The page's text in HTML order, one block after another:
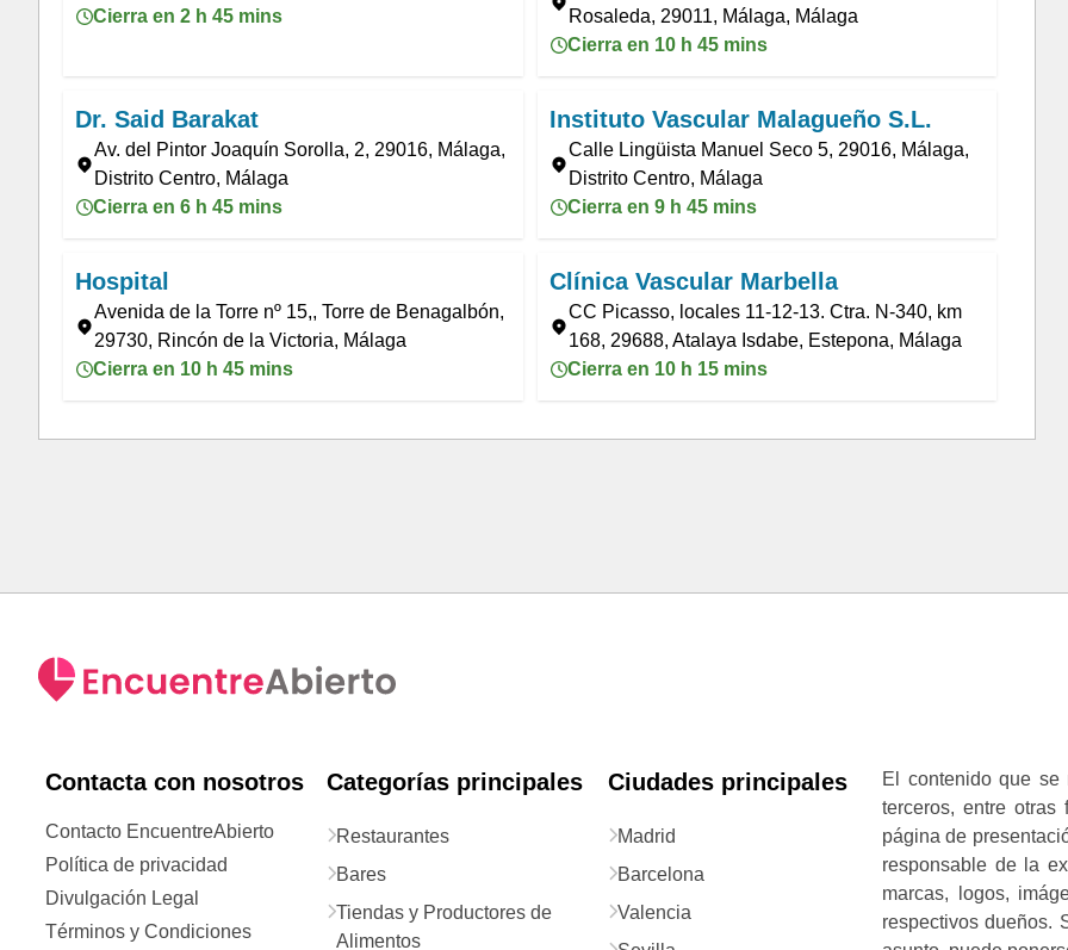
Cierra en 2 h 45 mins
Rosaleda, 29011, Málaga, Málaga
Cierra en 10 h 45 mins
Dr. Said Barakat
Av. del Pintor Joaquín Sorolla, 2, 29016, Málaga,
Distrito Centro, Málaga
Cierra en 6 h 45 mins
Instituto Vascular Malagueño S.L.
Calle Lingüista Manuel Seco 5, 29016, Málaga,
Distrito Centro, Málaga
Cierra en 9 h 45 mins
Hospital
Avenida de la Torre nº 15,, Torre de Benagalbón,
29730, Rincón de la Victoria, Málaga
Cierra en 10 h 45 mins
Clínica Vascular Marbella
CC Picasso, locales 11-12-13. Ctra. N-340, km
168, 29688, Atalaya Isdabe, Estepona, Málaga
Cierra en 10 h 15 mins
Contacta con nosotros
Contacto EncuentreAbierto
Política de privacidad
Divulgación Legal
Términos y Condiciones
Categorías principales
Restaurantes
Bares
Tiendas y Productores de
Alimentos
Ciudades principales
Madrid
Barcelona
Valencia
El contenido que se
terceros, entre
página de
responsable de la
marcas, logos,
respectivos dueños.